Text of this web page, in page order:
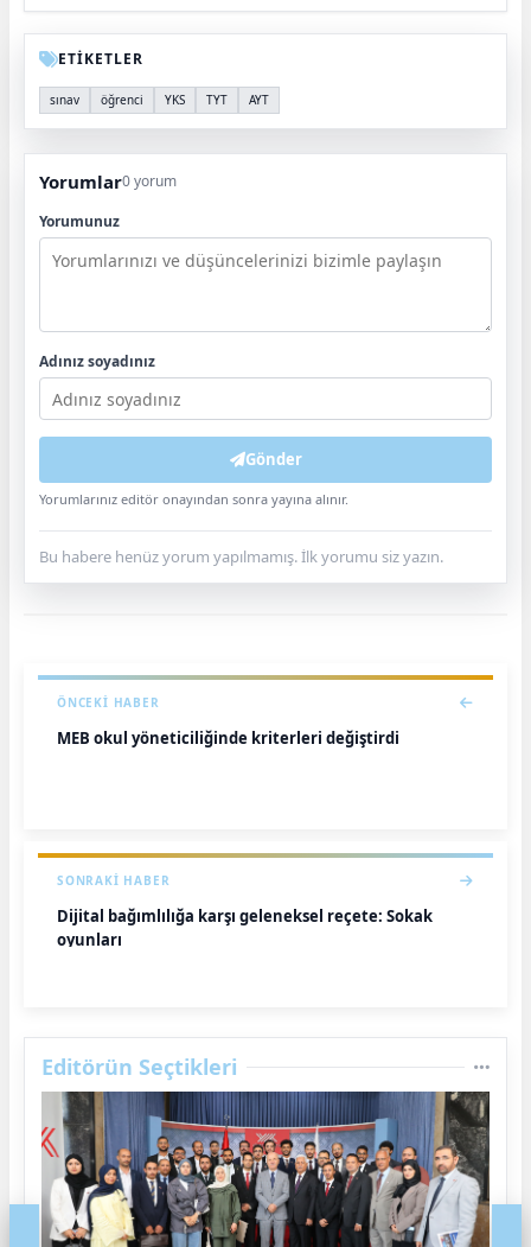
ETİKETLER
sınav öğrenci YKS TYT AYT
Yorumlar0 yorum
Yorumunuz
Adınız soyadınız
Gönder
Yorumlarınız editör onayından sonra yayına alınır.
Bu habere henüz yorum yapılmamış. İlk yorumu siz yazın.
ÖNCEKI HABER
MEB okul yöneticiliğinde kriterleri değiştirdi
SONRAKI HABER
Dijital bağımlılığa karşı geleneksel reçete: Sokak
oyunları
Editörün Seçtikleri